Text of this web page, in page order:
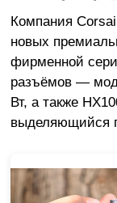
Компания
новых
фирменной
разъёмов —
Вт, а также
выделяющийся